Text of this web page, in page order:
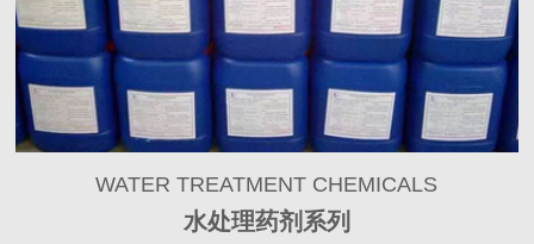
WATER TREATMENT CHEMICALS
水处理药剂系列